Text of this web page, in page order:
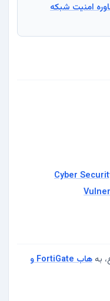
امنیت شبکه
Cyber
به
هاب FortiGate و